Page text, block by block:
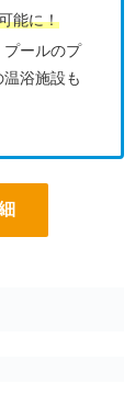
能に！
ールのプ
浴施設も